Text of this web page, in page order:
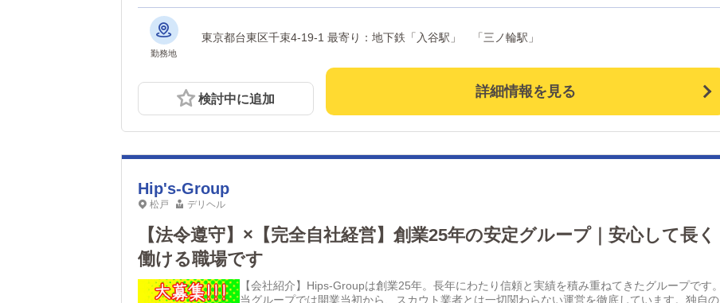
勤務地
東京都台東区千束4-19-1 最寄り：地下鉄「入谷駅」 「三ノ輪駅」
検討中に追加 詳細情報を見る
Hip's-Group
松戸 デリヘル
【法令遵守】×【完全自社経営】創業25年の安定グループ｜安心して長く
働ける職場です
【会社紹介】Hips-Groupは創業25年。長年にわたり信頼と実績を積み重ねてきたグループです。
当グループでは開業当初から、スカウト業者とは一切関わらない運営を徹底しています。独自の